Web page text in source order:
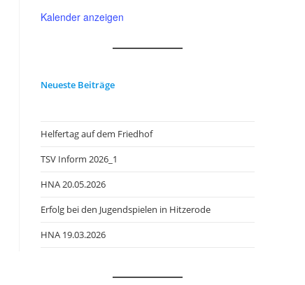
Kalender anzeigen
Neueste Beiträge
Helfertag auf dem Friedhof
TSV Inform 2026_1
HNA 20.05.2026
Erfolg bei den Jugendspielen in Hitzerode
HNA 19.03.2026